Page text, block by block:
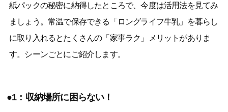
紙パックの秘密に納得したところで、今度は活用法を見てみ
ましょう。常温で保存できる「ロングライフ牛乳」を暮らし
に取り入れるとたくさんの「家事ラク」メリットがありま
す。シーンごとにご紹介します。
●1：収納場所に困らない！